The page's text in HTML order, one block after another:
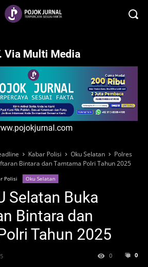
Via Multi Media
Kabar Polisi Oku Selatan
Polres
Bintara dan Tamtama Polri Tahun 2025
Polisi Oku Selatan
Selatan Buka
Bintara dan
Tahun 2025
0
0